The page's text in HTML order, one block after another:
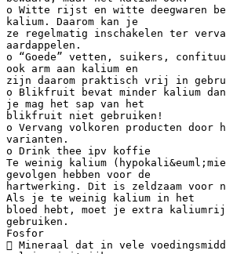
o Witte rijst en witte deegwaren
kalium. Daarom kan je
ze regelmatig inschakelen ter
aardappelen.
o “Goede” vetten, suikers,
ook arm aan kalium en
zijn daarom praktisch vrij in
o Blikfruit bevat minder kalium
je mag het sap van het
blikfruit niet gebruiken!
o Vervang volkoren producten door
varianten.
o Drink thee ipv koffie
Te weinig kalium
gevolgen hebben voor de
hartwerking. Dit is zeldzaam voor
Als je te weinig kalium in het
bloed hebt, moet je extra
gebruiken.
Fosfor
 Mineraal dat in vele